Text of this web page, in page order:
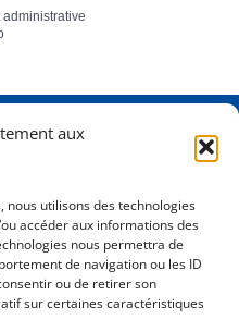
aux
utilisons des technologies
accéder aux informations des
nous permettra de
de navigation ou les ID
ou de retirer son
sur certaines caractéristiques
12h
12h
12h
12h - 16h à 18h00